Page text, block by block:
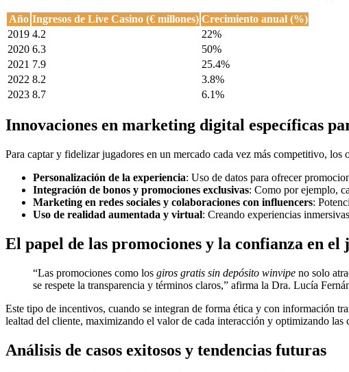
Año Ingresos de Live Casino (€ millones) Crecimiento anual (%)
2019 4.2
22%
2020 6.3
50%
2021 7.9
25.4%
2022 8.2
3.8%
2023 8.7 6.1%
Innovaciones en marketing digital específicas
Para captar y fidelizar jugadores en un mercado cada vez más competitivo, los
Personalización de la experiencia: Uso de datos para ofrecer
Integración de bonos y promociones exclusivas: Como por ejemplo,
Marketing en redes sociales y colaboraciones con influencers:
Uso de realidad aumentada y virtual: Creando experiencias
El papel de las promociones y la confianza en el
“Las promociones como los giros gratis sin depósito winvipe no solo
se respete la transparencia y términos claros,” afirma la Dra. Lucía
Este tipo de incentivos, cuando se integran de forma ética y con información
lealtad del cliente, maximizando el valor de cada interacción y optimizando las
Análisis de casos exitosos y tendencias futuras